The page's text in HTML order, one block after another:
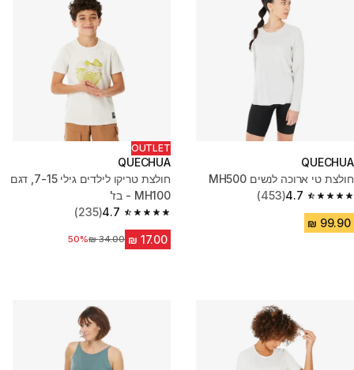
QUECHUA
חולצת טי ארוכה לנשים MH500
4.7
4.7 out of 5 stars from 453 reviews
(453)
OUTLET
QUECHUA
חולצת טריקו לילדים גילי 7-15, דגם
MH100 - בז'
4.7
4.7 out of 5 stars from 235 reviews
(235)
מחיר לפני הנחה‏34.00 ₪
50%